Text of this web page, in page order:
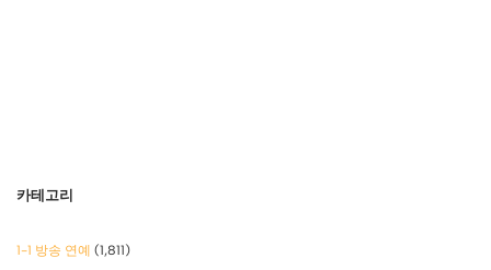
카테고리
1-1 방송 연예 (1,811)